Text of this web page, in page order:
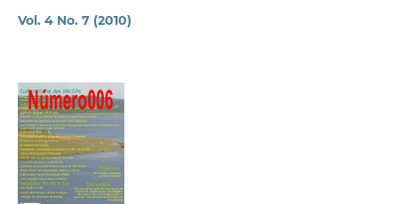
Vol. 4 No. 7 (2010)